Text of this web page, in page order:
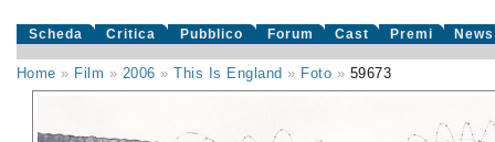
Scheda Critica Pubblico Forum Cast Premi News
Home » Film » 2006 »This Is England » Foto » 59673